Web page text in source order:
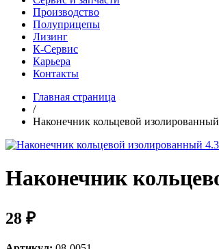
Производство
Полуприцепы
Лизинг
К-Сервис
Карьера
Контакты
Главная страница
/
Наконечник кольцевой
Наконечник
28 ₽